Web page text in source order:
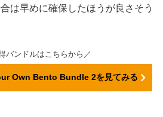
は早めに確保したほうが良さそう
バンドルはこちらから／
Own Bento Bundle 2を見てみる